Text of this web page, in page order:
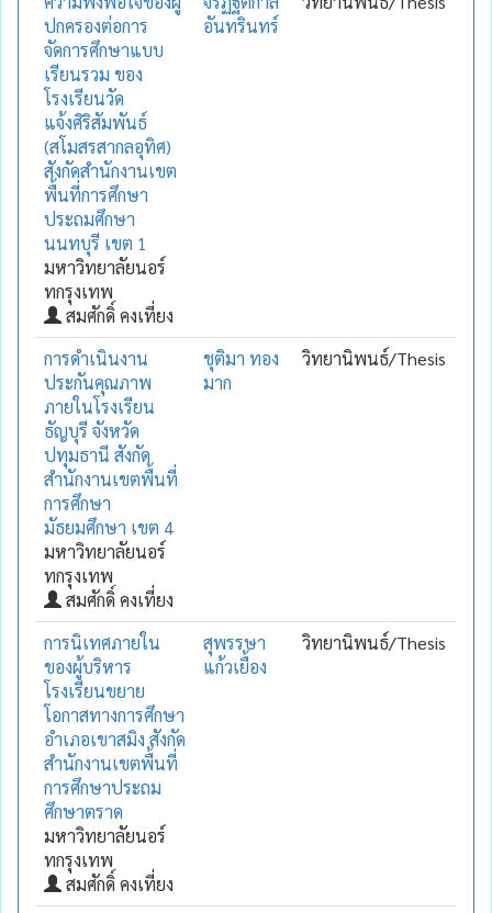
ปกครองต่อการ
จัดการศึกษาแบบ
เรียนรวม ของ
โรงเรียนวัด
แจ้งศิริสัมพันธ์
(สโมสรสากลอุทิศ)
สังกัดสำนักงานเขต
พื้นที่การศึกษา
ประถมศึกษา
นนทบุรี เขต 1
มหาวิทยาลัยนอร์
ทกรุงเทพ
สมศักดิ์ คงเที่ยง
อันทรินทร์
การดำเนินงาน
ประกันคุณภาพ
ภายในโรงเรียน
ธัญบุรี จังหวัด
ปทุมธานี สังกัด
สำนักงานเขตพื้นที่
การศึกษา
มัธยมศึกษา เขต 4
มหาวิทยาลัยนอร์
ทกรุงเทพ
สมศักดิ์ คงเที่ยง
ชุติมา ทอง
มาก
วิทยานิพนธ์/Thesis
การนิเทศภายใน
ของผู้บริหาร
โรงเรียนขยาย
โอกาสทางการศึกษา
อำเภอเขาสมิง สังกัด
สำนักงานเขตพื้นที่
การศึกษาประถม
ศึกษาตราด
มหาวิทยาลัยนอร์
ทกรุงเทพ
สมศักดิ์ คงเที่ยง
สุพรรษา
แก้วเยื้อง
วิทยานิพนธ์/Thesis